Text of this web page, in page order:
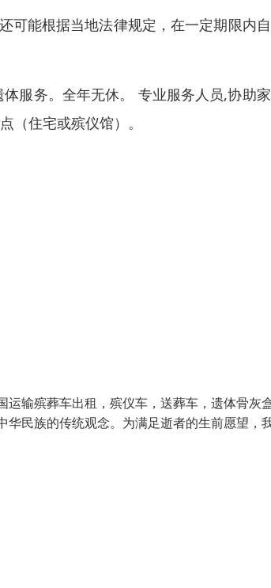
可能根据当地法律规定，在一定期限内
服务。全年无休。 专业服务人员,协助
（住宅或殡仪馆）。
输殡葬车出租，殡仪车，送葬车，遗体骨灰
民族的传统观念。为满足逝者的生前愿望，